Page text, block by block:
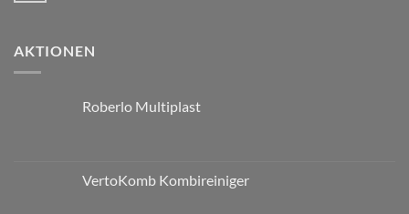
AKTIONEN
Roberlo Multiplast
VertoKomb Kombireiniger